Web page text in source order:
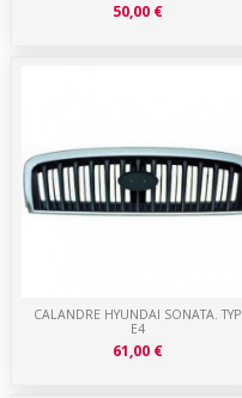
CALANDRE HYUNDAI SONATA. TYP
E4
61,00 €
50,00 €